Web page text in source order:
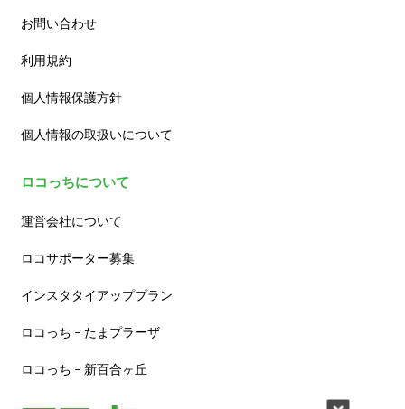
お問い合わせ
利用規約
個人情報保護方針
個人情報の取扱いについて
ロコっちについて
運営会社について
ロコサポーター募集
インスタタイアッププラン
ロコっち – たまプラーザ
ロコっち – 新百合ヶ丘